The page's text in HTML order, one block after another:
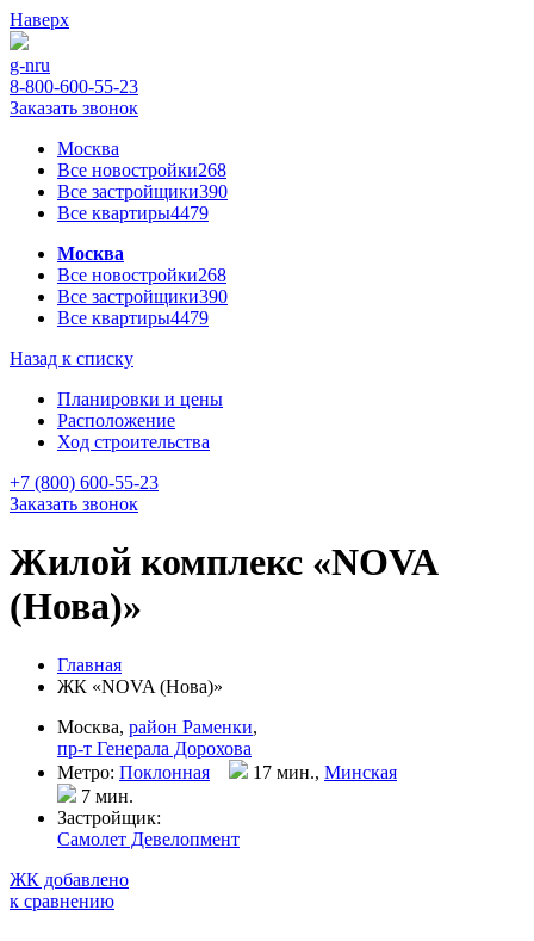
Наверх
g-nru
8-800-600-55-23
Заказать звонок
Москва
Все новостройки268
Все застройщики390
Все квартиры4479
Москва
Все новостройки268
Все застройщики390
Все квартиры4479
Назад к списку
Планировки и цены
Расположение
Ход строительства
+7 (800) 600-55-23
Заказать звонок
Жилой комплекс «NOVA
(Нова)»
Главная
ЖК «NOVA (Нова)»
Москва, район Раменки,
пр-т Генерала Дорохова
Метро: Поклонная 17 мин., Минская
7 мин.
Застройщик:
Самолет Девелопмент
ЖК добавлено
к сравнению